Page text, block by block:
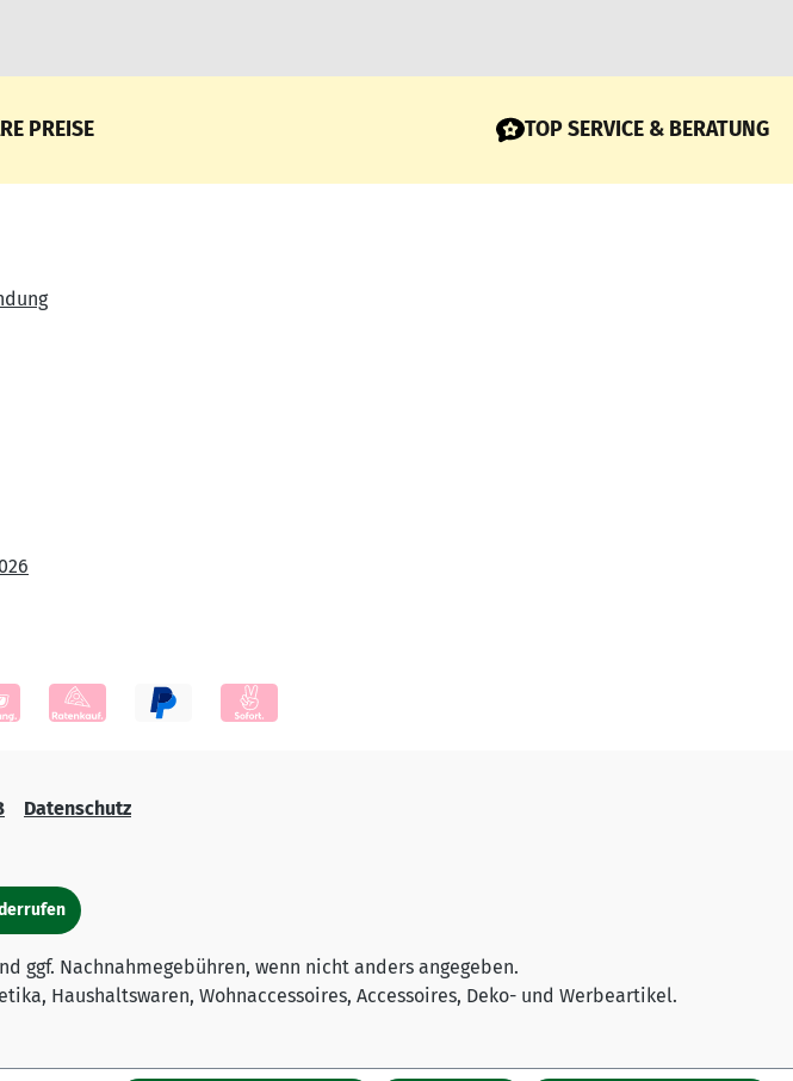
PREISE TOP SERVICE & BERATUNG
Datenschutz
ggf. Nachnahmegebühren, wenn nicht anders angegeben.
Haushaltswaren, Wohnaccessoires, Accessoires, Deko- und Werbeartikel.